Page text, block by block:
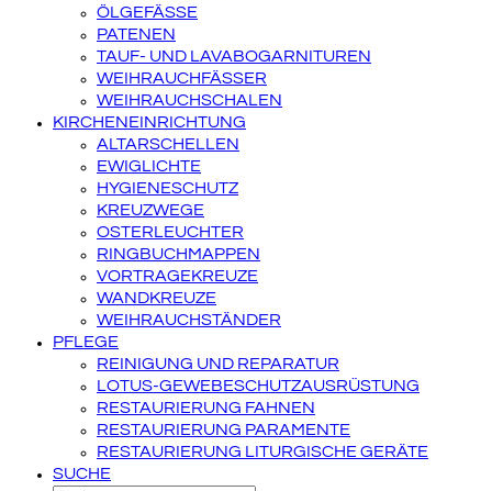
ÖLGEFÄSSE
PATENEN
TAUF- UND LAVABOGARNITUREN
WEIHRAUCHFÄSSER
WEIHRAUCHSCHALEN
KIRCHENEINRICHTUNG
ALTARSCHELLEN
EWIGLICHTE
HYGIENESCHUTZ
KREUZWEGE
OSTERLEUCHTER
RINGBUCHMAPPEN
VORTRAGEKREUZE
WANDKREUZE
WEIHRAUCHSTÄNDER
PFLEGE
REINIGUNG UND REPARATUR
LOTUS-GEWEBESCHUTZAUSRÜSTUNG
RESTAURIERUNG FAHNEN
RESTAURIERUNG PARAMENTE
RESTAURIERUNG LITURGISCHE GERÄTE
SUCHE